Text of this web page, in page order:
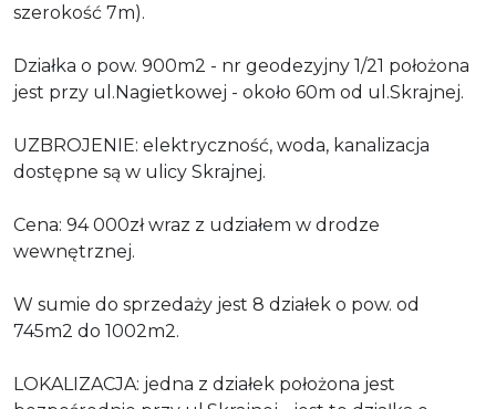
szerokość 7m).
Działka o pow. 900m2 - nr geodezyjny 1/21 położona
jest przy ul.Nagietkowej - około 60m od ul.Skrajnej.
UZBROJENIE: elektryczność, woda, kanalizacja
dostępne są w ulicy Skrajnej.
Cena: 94 000zł wraz z udziałem w drodze
wewnętrznej.
W sumie do sprzedaży jest 8 działek o pow. od
745m2 do 1002m2.
LOKALIZACJA: jedna z działek położona jest